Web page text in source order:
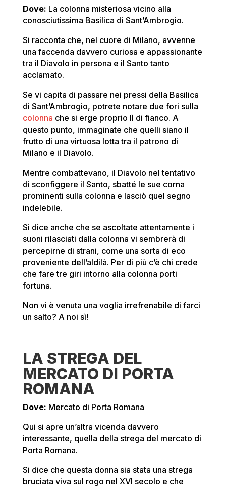
Dove: La colonna misteriosa vicino alla
conosciutissima Basilica di Sant’Ambrogio.
Si racconta che, nel cuore di Milano, avvenne
una faccenda davvero curiosa e appassionante
tra il Diavolo in persona e il Santo tanto
acclamato.
Se vi capita di passare nei pressi della Basilica
di Sant’Ambrogio, potrete notare due fori sulla
colonna che si erge proprio lì di fianco. A
questo punto, immaginate che quelli siano il
frutto di una virtuosa lotta tra il patrono di
Milano e il Diavolo.
Mentre combattevano, il Diavolo nel tentativo
di sconfiggere il Santo, sbatté le sue corna
prominenti sulla colonna e lasciò quel segno
indelebile.
Si dice anche che se ascoltate attentamente i
suoni rilasciati dalla colonna vi sembrerà di
percepirne di strani, come una sorta di eco
proveniente dell’aldilà. Per di più c’è chi crede
che fare tre giri intorno alla colonna porti
fortuna.
Non vi è venuta una voglia irrefrenabile di farci
un salto? A noi sì!
LA STREGA DEL
MERCATO DI PORTA
ROMANA
Dove: Mercato di Porta Romana
Qui si apre un’altra vicenda davvero
interessante, quella della strega del mercato di
Porta Romana.
Si dice che questa donna sia stata una strega
bruciata viva sul rogo nel XVI secolo e che